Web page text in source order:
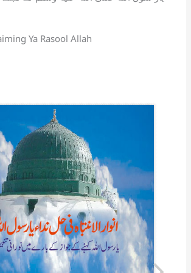
sl
Ya Rasool Allah